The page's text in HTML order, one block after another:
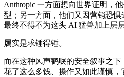
Anthropic 一方面想向世界证明，
型；另一方面，他们又因营销恐惧
最终不得不为这头 AI 猛兽加上层层
属实是求锤得锤。
而在这种风声鹤唳的安全叙事之下
花了这么多钱、操作又如此谨慎